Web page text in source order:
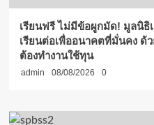
เรียนฟรี ไม่มีข้อผูกมัด! มูลนิธิ
เรียนต่อเพื่ออนาคตที่มั่นคง ด้
ต้องทำงานใช้ทุน
admin 08/08/2026 0